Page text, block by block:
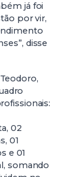
já foi
por vir,
disse
02
01
e 01
somando